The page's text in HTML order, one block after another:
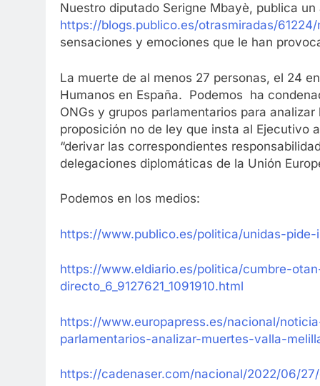
Nuestro diputado Serigne Mbayè, publica
https://blogs.publico.es/otrasmiradas/
sensaciones y emociones que le han
La muerte de al menos 27 personas, el 24
Humanos en España. Podemos ha
ONGs y grupos parlamentarios para
proposición no de ley que insta al Ejecutivo
“derivar las correspondientes
delegaciones diplomáticas de la Unión
Podemos en los medios:
https://www.publico.es/politica/unidas-
https://www.eldiario.es/politica/cumbre-
directo_6_9127621_1091910.html
https://www.europapress.es/nacional/
parlamentarios-analizar-muertes-valla-
https://cadenaser.com/nacional/2022/06/